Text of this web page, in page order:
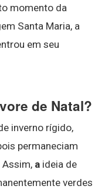
momento da
Santa Maria, a
em seu
de Natal?
inverno rígido,
permaneciam
Assim, a ideia de
verdes